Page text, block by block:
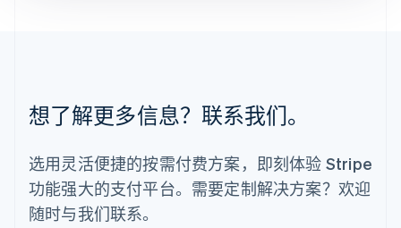
想了解更多信息？联系我们。
选用灵活便捷的按需付费方案，即刻体验 Stripe
功能强大的支付平台。需要定制解决方案？欢迎
随时与我们联系。
PortuguêsEnglish
日本
瑞典
SvenskaEnglish
瑞士
DeutschFrançaisItaliano